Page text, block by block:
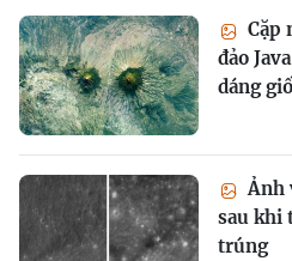
Cặp
đảo
dáng
Ảnh
sau khi
trúng